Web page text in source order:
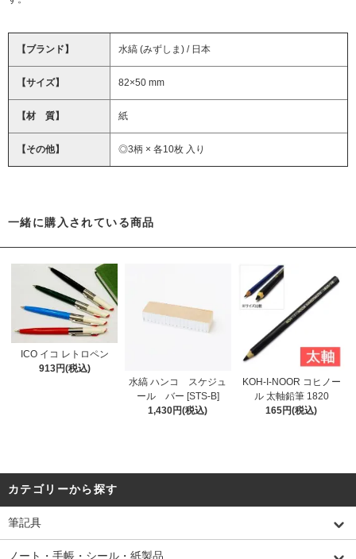
【ブランド】 水縞 (みずしま) / 日本
【サイズ】 82×50 mm
【材 質】 紙
【その他】 ◎3柄 × 各10枚 入り
一緒に購入されている商品
ICO イコ レトロペン
913円(税込)
水縞 ハンコ スケジュ
ール バー [STS-B]
1,430円(税込)
KOH-I-NOOR コヒノー
ル 太軸鉛筆 1820
165円(税込)
カテゴリーから探す
筆記具
ノート・手帳・シール・紙製品